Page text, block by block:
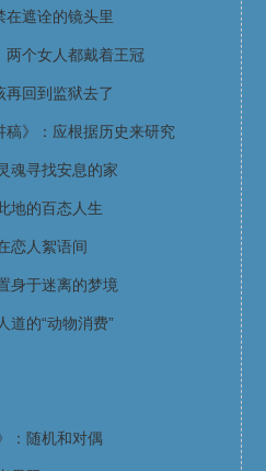
在遮诠的镜头里
两个女人都戴着王冠
再回到监狱去了
稿》：应根据历史来研究
魂寻找安息的家
地的百态人生
恋人絮语间
身于迷离的梦境
道的“动物消费”
：随机和对偶